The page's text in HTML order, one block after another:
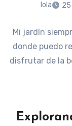
lola
Mi jardín
donde puedo
disfrutar de la